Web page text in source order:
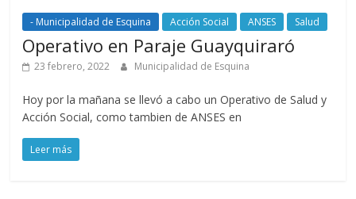
- Municipalidad de Esquina Acción Social ANSES Salud
Operativo en Paraje Guayquiraró
23 febrero, 2022 Municipalidad de Esquina
Hoy por la mañana se llevó a cabo un Operativo de Salud y
Acción Social, como tambien de ANSES en
Leer más